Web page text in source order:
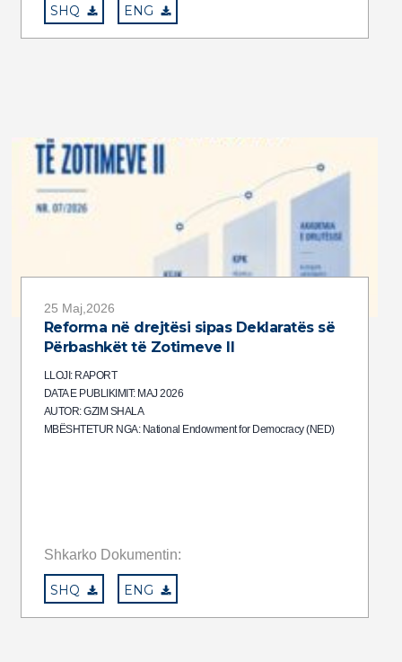
SHQ ENG
25 Maj,2026
Reforma në drejtësi sipas Deklaratës së
Përbashkët të Zotimeve II
LLOJI: RAPORT
DATA E PUBLIKIMIT: MAJ 2026
AUTOR: GZIM SHALA
MBËSHTETUR NGA: National Endowment for Democracy (NED)
Shkarko Dokumentin:
SHQ ENG